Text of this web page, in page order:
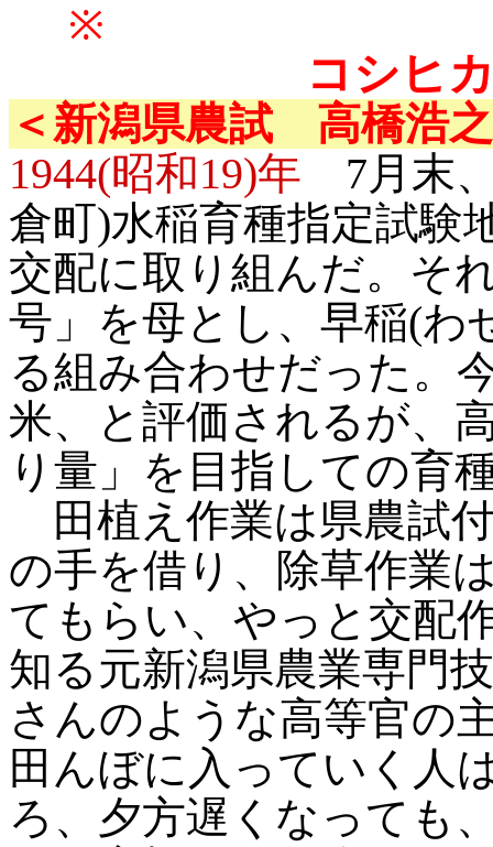
※
コシヒ
＜新潟県農試 高橋浩
1944(昭和19)年 7月末
倉町)水稲育種指定試験
交配に取り組んだ。そ
号」を母とし、早稲(わ
る組み合わせだった。
米、と評価されるが、
り量」を目指しての育
田植え作業は県農試
の手を借り、除草作業
てもらい、やっと交配
知る元新潟県農業専門
さんのような高等官の
田んぼに入っていく人
ろ、夕方遅くなっても